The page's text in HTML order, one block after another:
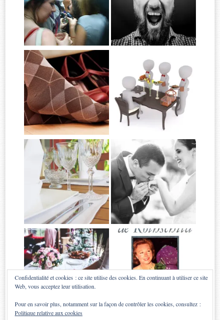
Confidentialité et cookies : ce site utilise des cookies. En continuant à utiliser ce site
Web, vous acceptez leur utilisation.
Pour en savoir plus, notamment sur la façon de contrôler les cookies, consultez :
Politique relative aux cookies